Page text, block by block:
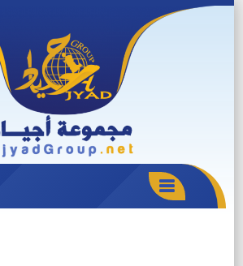
Skip
MENU